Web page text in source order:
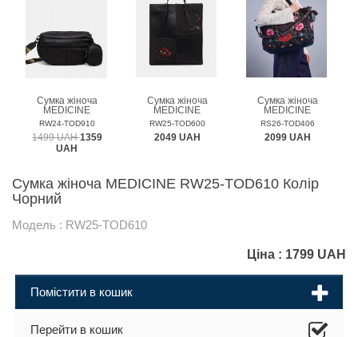
Сумка жіноча
MEDICINE
RW24-TOD910
1499 UAH1359
UAH
Сумка жіноча
MEDICINE
RW25-TOD600
2049 UAH
Сумка жіноча
MEDICINE
RS26-TOD406
2099 UAH
Сумка жіноча MEDICINE RW25-TOD610 Колір
Чорний
Модель : RW25-TOD610
Ціна : 1799 UAH
Помістити в кошик
Перейти в кошик